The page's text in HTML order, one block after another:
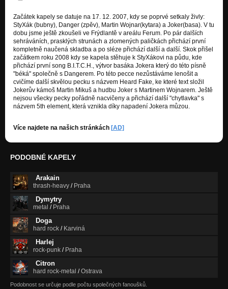
Začátek kapely se datuje na 17. 12. 2007, kdy se poprvé setkaly živly:
StyXák (bubny), Danger (zpěv), Martin Wojnar(kytara) a Joker(basa). V tu
dobu jsme ještě zkoušeli ve Frýdlantě v areálu Ferum. Po pár dalších
sehráváních, prasklých strunách a zlomených paličkách přichází první
kompletně naučená skladba a po sléze přichází další a další. Skok přišel
začátkem roku 2008 kdy se kapela stěhuje k StyXákovi na půdu, kde
přichází první song B.I.T.C.H., výtvor basáka Jokera který do této písně
"béká" společně s Dangerem. Po této pecce nezůstáváme lenošit a
cvičíme další skvělou pecku s názvem Heard Fake, ke které text složil
Jokerův kámoš Martin Mikuš a hudbu Joker s Martinem Wojnarem. Ještě
nejsou všecky pecky pořádně nacvičeny a přichází další "chytlavka" s
názvem 5th element, která vznikla díky napadení Jokera můzou.
Více najdete na našich stránkách [AD]
PODOBNÉ KAPELY
Arakain
thrash-heavy / Praha
Dymytry
metal / Praha
Doga
hard rock / Karviná
Harlej
rock-punk / Praha
Citron
hard rock-metal /Ostrava
Podobnost se určuje podle počtu společných fanoušků.